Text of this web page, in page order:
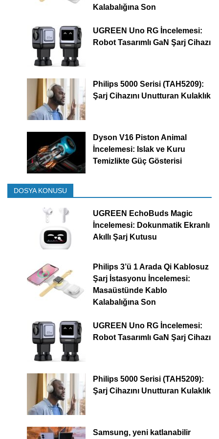
Kalabalığına Son
UGREEN Uno RG İncelemesi:
Robot Tasarımlı GaN Şarj Cihazı
Philips 5000 Serisi (TAH5209):
Şarj Cihazını Unutturan Kulaklık
Dyson V16 Piston Animal
İncelemesi: Islak ve Kuru
Temizlikte Güç Gösterisi
DOSYA KONUSU
UGREEN EchoBuds Magic
İncelemesi: Dokunmatik Ekranlı
Akıllı Şarj Kutusu
Philips 3’ü 1 Arada Qi Kablosuz
Şarj İstasyonu İncelemesi:
Masaüstünde Kablo
Kalabalığına Son
UGREEN Uno RG İncelemesi:
Robot Tasarımlı GaN Şarj Cihazı
Philips 5000 Serisi (TAH5209):
Şarj Cihazını Unutturan Kulaklık
Samsung, yeni katlanabilir